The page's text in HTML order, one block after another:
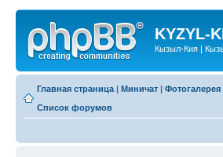
KYZYL-
Кызыл-Кия |
Главная страница | Миничат | Фотогалерея
Список форумов